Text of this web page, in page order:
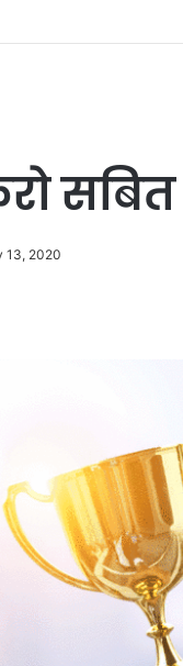
सबित
13, 2020